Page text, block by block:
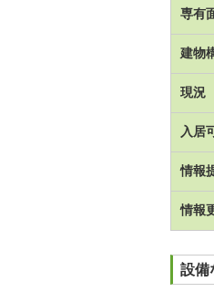
専有
建物
現況
入居
情報
情報
設備